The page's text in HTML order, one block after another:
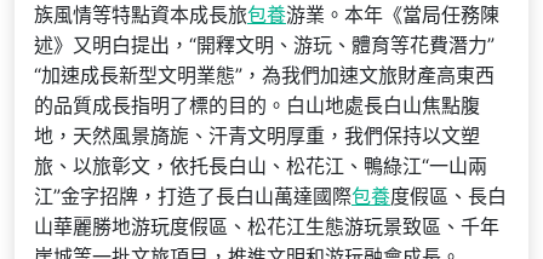
族風情等特點資本成長旅包養游業。本年《當局任務陳
述》又明白提出，“開釋文明、游玩、體育等花費潛力”
“加速成長新型文明業態”，為我們加速文旅財產高東西
的品質成長指明了標的目的。白山地處長白山焦點腹
地，天然風景旖旎、汗青文明厚重，我們保持以文塑
旅、以旅彰文，依托長白山、松花江、鴨綠江“一山兩
江”金字招牌，打造了長白山萬達國際包養度假區、長白
山華麗勝地游玩度假區、松花江生態游玩景致區、千年